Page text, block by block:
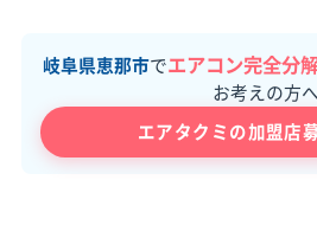
岐阜県恵那市でエアコン完全分
お考えの方へ
エアタクミの加盟店